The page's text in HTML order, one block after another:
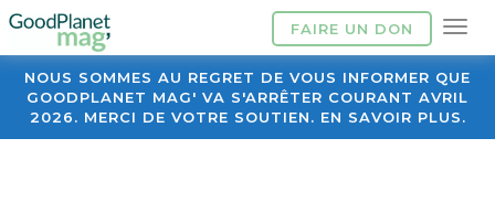
FAIRE UN DON
NOUS SOMMES AU REGRET DE VOUS INFORMER QUE
GOODPLANET MAG' VA S'ARRÊTER COURANT AVRIL
2026. MERCI DE VOTRE SOUTIEN. EN SAVOIR PLUS.